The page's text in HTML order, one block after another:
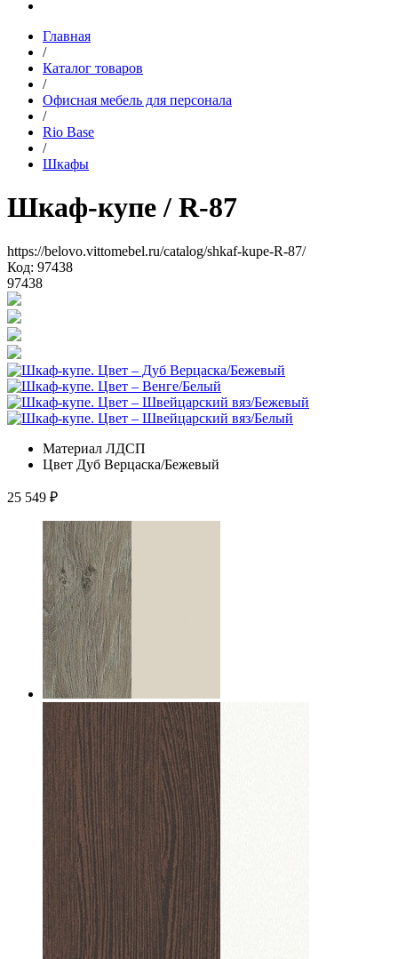
Главная
/
Каталог товаров
/
Офисная мебель для персонала
/
Rio Base
/
Шкафы
Шкаф-купе / R-87
https://belovo.vittomebel.ru/catalog/shkaf-kupe-R-87/
Код: 97438
97438
Материал ЛДСП
Цвет Дуб Верцаска/Бежевый
25 549 ₽